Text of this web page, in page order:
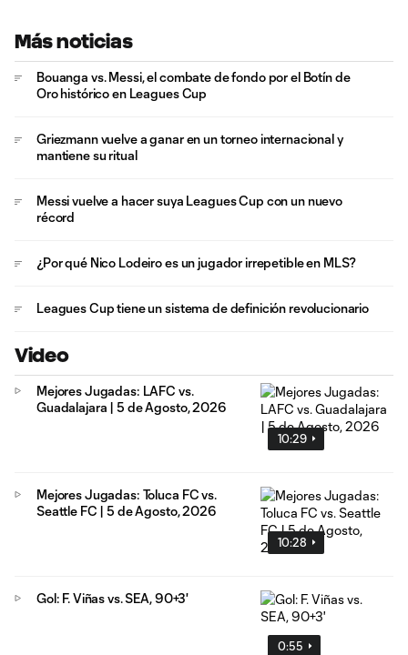
Más noticias
Bouanga vs. Messi, el combate de fondo por el Botín de
Oro histórico en Leagues Cup
Griezmann vuelve a ganar en un torneo internacional y
mantiene su ritual
Messi vuelve a hacer suya Leagues Cup con un nuevo
récord
¿Por qué Nico Lodeiro es un jugador irrepetible en MLS?
Leagues Cup tiene un sistema de definición revolucionario
Video
10:29
Mejores Jugadas: LAFC vs.
Guadalajara | 5 de Agosto, 2026
10:28
Mejores Jugadas: Toluca FC vs.
Seattle FC | 5 de Agosto, 2026
0:55
Gol: F. Viñas vs. SEA, 90+3'